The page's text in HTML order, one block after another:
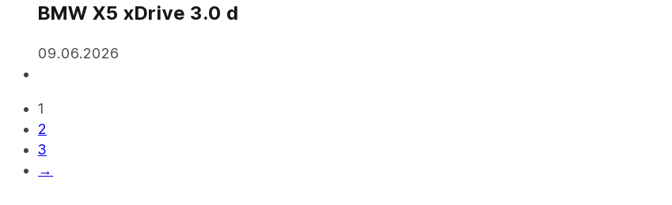
BMW X5 xDrive 3.0 d
09.06.2026
1
2
3
→